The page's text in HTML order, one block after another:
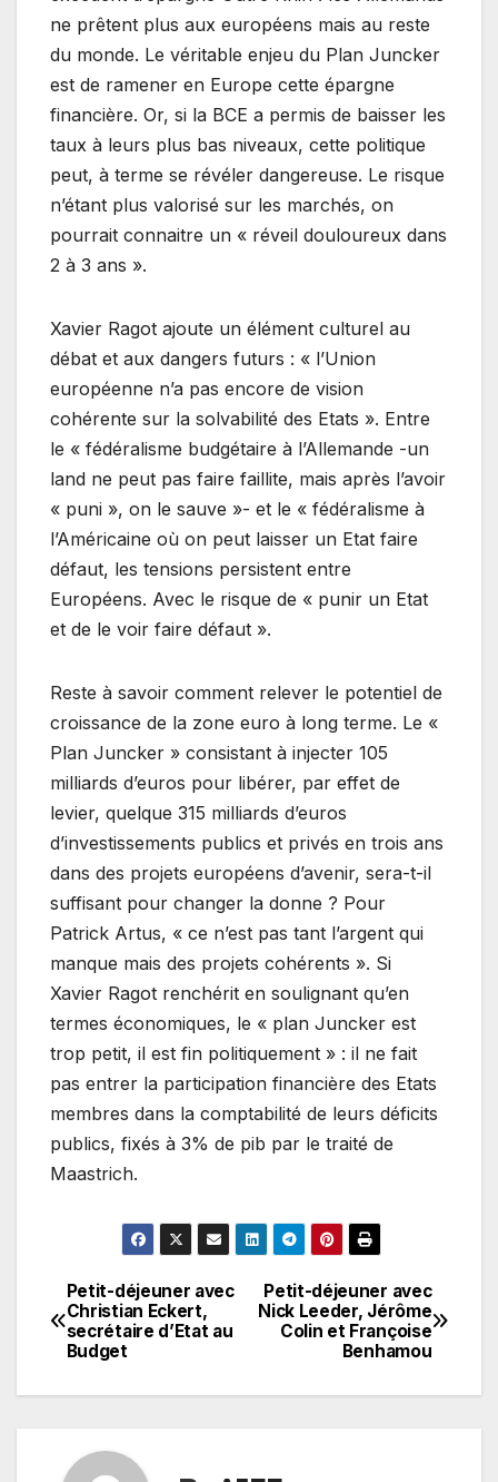
ne prêtent plus aux européens mais au reste
du monde. Le véritable enjeu du Plan Juncker
est de ramener en Europe cette épargne
financière. Or, si la BCE a permis de baisser les
taux à leurs plus bas niveaux, cette politique
peut, à terme se révéler dangereuse. Le risque
n’étant plus valorisé sur les marchés, on
pourrait connaitre un « réveil douloureux dans
2 à 3 ans ».
Xavier Ragot ajoute un élément culturel au
débat et aux dangers futurs : « l’Union
européenne n’a pas encore de vision
cohérente sur la solvabilité des Etats ». Entre
le « fédéralisme budgétaire à l’Allemande -un
land ne peut pas faire faillite, mais après l’avoir
« puni », on le sauve »- et le « fédéralisme à
l’Américaine où on peut laisser un Etat faire
défaut, les tensions persistent entre
Européens. Avec le risque de « punir un Etat
et de le voir faire défaut ».
Reste à savoir comment relever le potentiel de
croissance de la zone euro à long terme. Le «
Plan Juncker » consistant à injecter 105
milliards d’euros pour libérer, par effet de
levier, quelque 315 milliards d’euros
d’investissements publics et privés en trois ans
dans des projets européens d’avenir, sera-t-il
suffisant pour changer la donne ? Pour
Patrick Artus, « ce n’est pas tant l’argent qui
manque mais des projets cohérents ». Si
Xavier Ragot renchérit en soulignant qu’en
termes économiques, le « plan Juncker est
trop petit, il est fin politiquement » : il ne fait
pas entrer la participation financière des Etats
membres dans la comptabilité de leurs déficits
publics, fixés à 3% de pib par le traité de
Maastrich.
Navigation
de
l’article
Petit-déjeuner avec
Nick Leeder, Jérôme
Colin et Françoise
Benhamou
Petit-déjeuner avec
Christian Eckert,
secrétaire d’Etat au
Budget